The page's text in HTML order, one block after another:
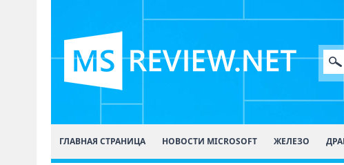
ГЛАВНАЯ СТРАНИЦА НОВОСТИ MICROSOFT ЖЕЛЕЗО